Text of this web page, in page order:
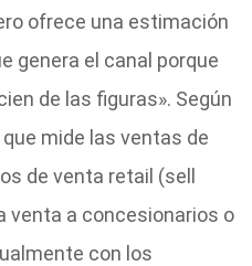
ofrece una estimación
genera el canal porque
de las figuras». Según
mide las ventas de
de venta retail (sell
venta a concesionarios o
con los